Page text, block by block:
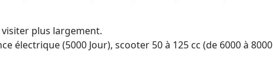
plus largement.
électrique (5000 Jour), scooter 50 à 125 cc (de 6000 à 8000